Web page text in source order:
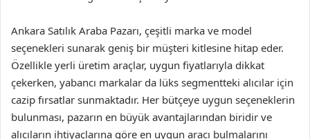
Ankara Satılık Araba Pazarı, çeşitli marka ve model
seçenekleri sunarak geniş bir müşteri kitlesine hitap eder.
Özellikle yerli üretim araçlar, uygun fiyatlarıyla dikkat
çekerken, yabancı markalar da lüks segmentteki alıcılar için
cazip fırsatlar sunmaktadır. Her bütçeye uygun seçeneklerin
bulunması, pazarın en büyük avantajlarından biridir ve
alıcıların ihtiyaçlarına göre en uygun aracı bulmalarını